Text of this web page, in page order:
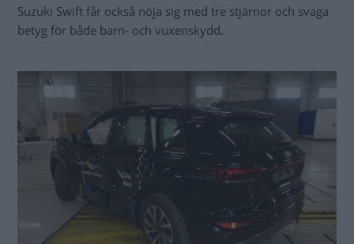
Suzuki Swift får också nöja sig med tre stjärnor och svaga
betyg för både barn- och vuxenskydd.